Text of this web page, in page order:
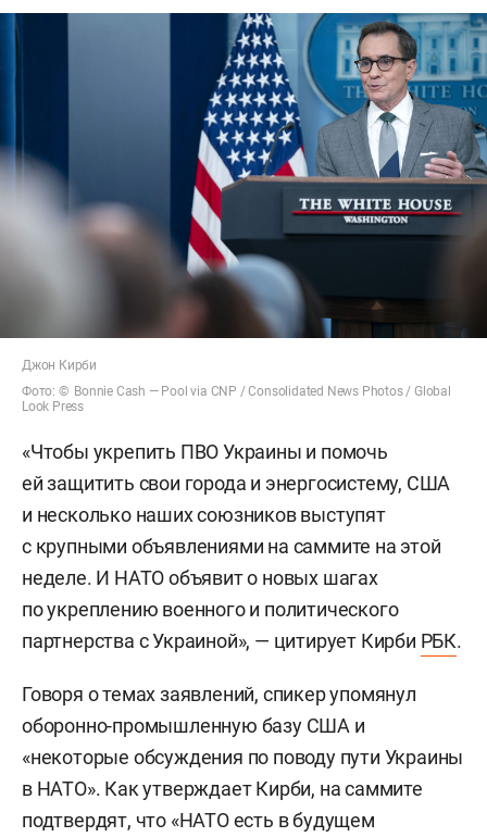
Джон Кирби
Фото: © Bonnie Cash — Pool via CNP / Consolidated News Photos / Global
Look Press
«Чтобы укрепить ПВО Украины и помочь
ей защитить свои города и энергосистему, США
и несколько наших союзников выступят
с крупными объявлениями на саммите на этой
неделе. И НАТО объявит о новых шагах
по укреплению военного и политического
партнерства с Украиной», — цитирует Кирби РБК.
Говоря о темах заявлений, спикер упомянул
оборонно-промышленную базу США и
«некоторые обсуждения по поводу пути Украины
в НАТО». Как утверждает Кирби, на саммите
подтвердят, что «НАТО есть в будущем